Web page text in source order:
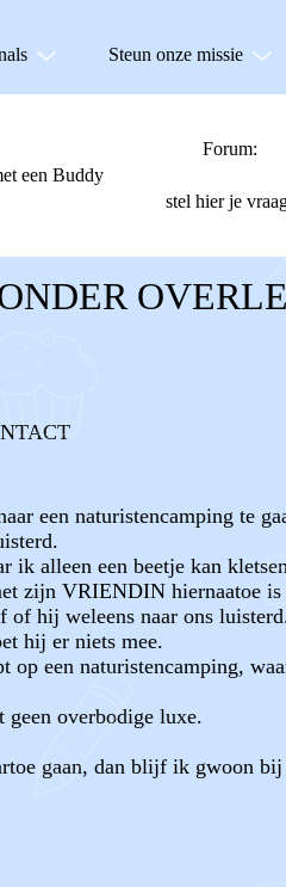
Steun onze missie
een Buddy
Forum:
stel hier je
een naturistencamping te
ik alleen een beetje kan
zijn VRIENDIN hiernaatoe
hij weleens naar ons
hij er niets mee.
op een naturistencamping,
geen overbodige luxe.
gaan, dan blijf ik gwoon